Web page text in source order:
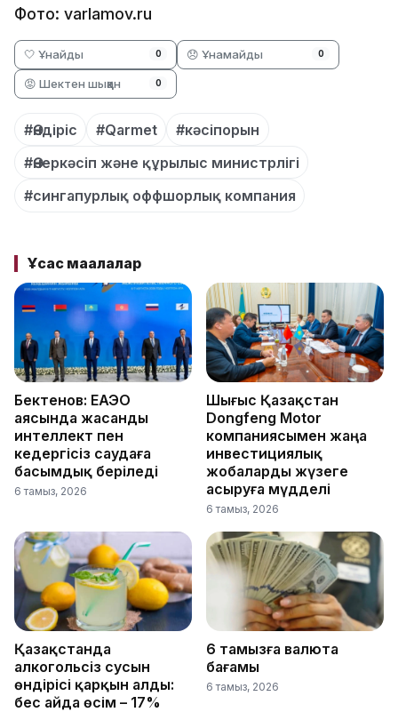
Фото: varlamov.ru
🤍 Ұнайды 0 😞 Ұнамайды 0
😡 Шектен шыққан 0
#Өндіріс #Qarmet
#кәсіпорын
#Өнеркәсіп және құрылыс министрлігі
#сингапурлық оффшорлық компания
Ұқсас мақалалар
Бектенов: ЕАЭО
аясында жасанды
интеллект пен
кедергісіз саудаға
басымдық беріледі
6 тамыз, 2026
Шығыс Қазақстан
Dongfeng Motor
компаниясымен жаңа
инвестициялық
жобаларды жүзеге
асыруға мүдделі
6 тамыз, 2026
Қазақстанда
алкогольсіз сусын
өндірісі қарқын алды:
бес айда өсім – 17%
6 тамызға валюта
бағамы
6 тамыз, 2026